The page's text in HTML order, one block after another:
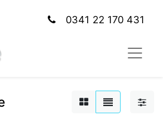
0341 22 170 431